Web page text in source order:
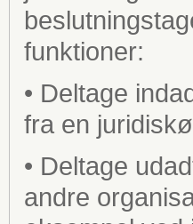
funktioner:
• Deltage
fra en
• Deltage
andre